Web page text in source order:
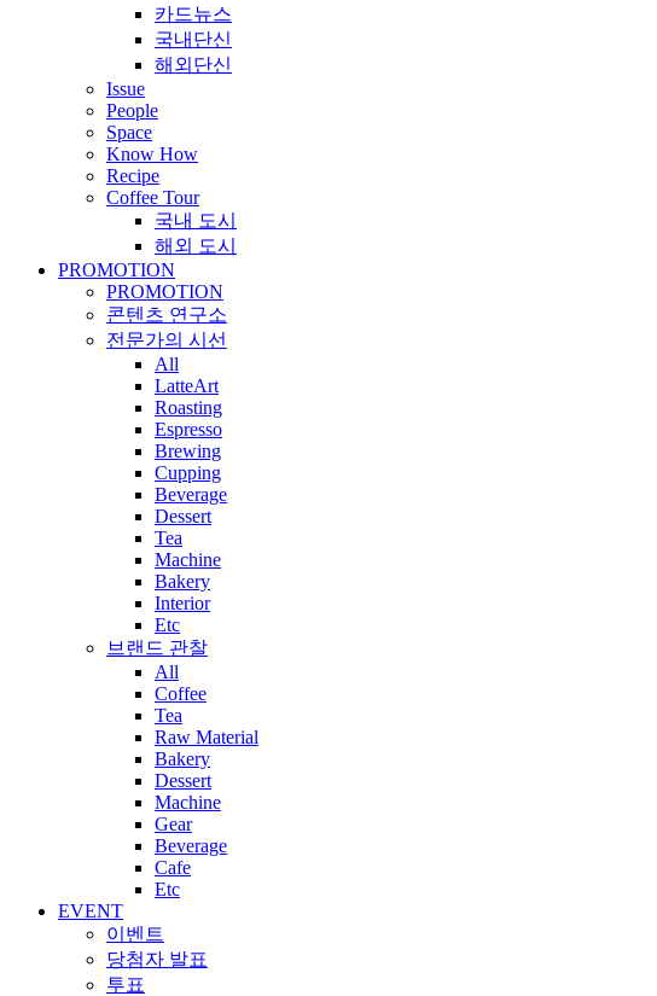
카드뉴스
국내단신
해외단신
Issue
People
Space
Know How
Recipe
Coffee Tour
국내 도시
해외 도시
PROMOTION
PROMOTION
콘텐츠 연구소
전문가의 시선
All
LatteArt
Roasting
Espresso
Brewing
Cupping
Beverage
Dessert
Tea
Machine
Bakery
Interior
Etc
브랜드 관찰
All
Coffee
Tea
Raw Material
Bakery
Dessert
Machine
Gear
Beverage
Cafe
Etc
EVENT
이벤트
당첨자 발표
투표